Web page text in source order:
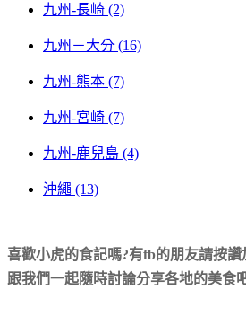
九州-長崎 (2)
九州－大分 (16)
九州-熊本 (7)
九州-宮崎 (7)
九州-鹿兒島 (4)
沖繩 (13)
喜歡小虎的食記嗎?有fb的朋友請按讚
跟我們一起隨時討論分享各地的美食